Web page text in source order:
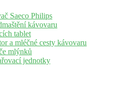
Saeco Philips
kávovaru
tablet
a mléčné cesty kávovaru
mlýnků
jednotky